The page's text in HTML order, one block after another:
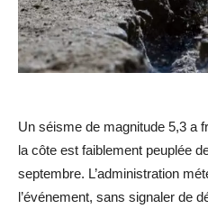
Un séisme de magnitude 5,3 a
la côte est faiblement peuplée
septembre. L’administration
l’événement, sans signaler de